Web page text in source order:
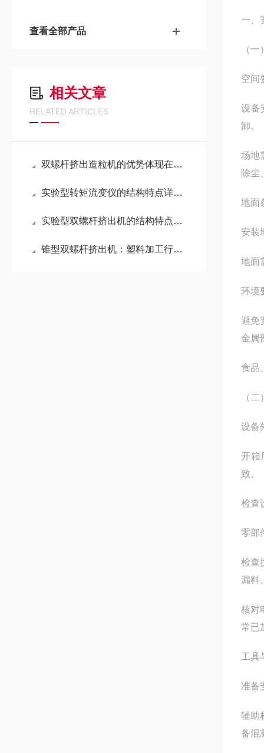
查看全部产品
相关文章
RELATED ARTICLES
双螺杆挤出造粒机的优势体现在哪些方面？
实验型转矩流变仪的结构特点详细介绍
实验型双螺杆挤出机的结构特点及应用领域
锥型双螺杆挤出机：塑料加工行业的核心设备
一、
（
空
设备
卸。
场地
除尘
地面
安装
地面
环境
避免
金属
食品
（
设备
开箱
致。
检查
零部
检查
漏
核对
常已
工具
准备
辅助
备混